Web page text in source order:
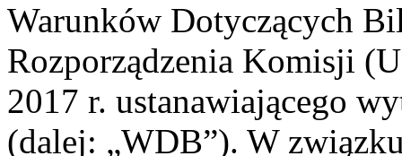
Warunków Dotyczących
Rozporządzenia Komisji
2017 r. ustanawiającego
(dalej: „WDB”). W